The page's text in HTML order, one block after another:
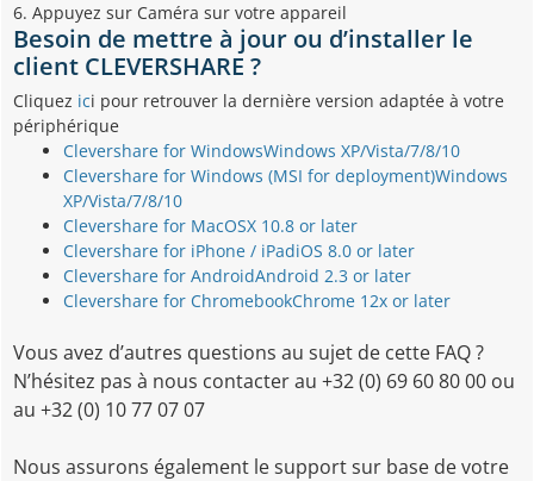
6. Appuyez sur Caméra sur votre appareil
Besoin de mettre à jour ou d’installer le
client CLEVERSHARE ?
Cliquez ici pour retrouver la dernière version adaptée à votre
périphérique
Clevershare for WindowsWindows XP/Vista/7/8/10
Clevershare for Windows (MSI for deployment)Windows
XP/Vista/7/8/10
Clevershare for MacOSX 10.8 or later
Clevershare for iPhone / iPadiOS 8.0 or later
Clevershare for AndroidAndroid 2.3 or later
Clevershare for ChromebookChrome 12x or later
Vous avez d’autres questions au sujet de cette FAQ ?
N’hésitez pas à nous contacter au +32 (0) 69 60 80 00 ou
au +32 (0) 10 77 07 07
Nous assurons également le support sur base de votre